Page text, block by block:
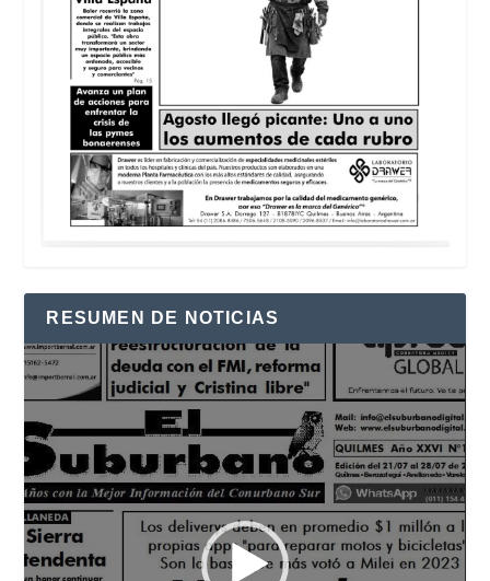
RESUMEN DE NOTICIAS
Reproductor
de
vídeo